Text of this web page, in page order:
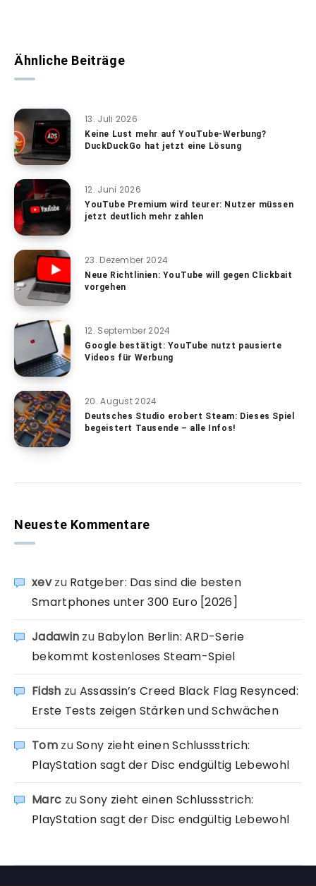
Ähnliche Beiträge
13. Juli 2026
Keine Lust mehr auf YouTube-Werbung?
DuckDuckGo hat jetzt eine Lösung
12. Juni 2026
YouTube Premium wird teurer: Nutzer müssen
jetzt deutlich mehr zahlen
23. Dezember 2024
Neue Richtlinien: YouTube will gegen Clickbait
vorgehen
12. September 2024
Google bestätigt: YouTube nutzt pausierte
Videos für Werbung
20. August 2024
Deutsches Studio erobert Steam: Dieses Spiel
begeistert Tausende – alle Infos!
Neueste Kommentare
xevzu Ratgeber: Das sind die besten
Smartphones unter 300 Euro [2026]
Jadawin zu Babylon Berlin: ARD-Serie
bekommt kostenloses Steam-Spiel
Fidsh zu Assassin’s Creed Black Flag Resynced:
Erste Tests zeigen Stärken und Schwächen
TomzuSony zieht einen Schlussstrich:
PlayStation sagt der Disc endgültig Lebewohl
Marc zuSony zieht einen Schlussstrich:
PlayStation sagt der Disc endgültig Lebewohl